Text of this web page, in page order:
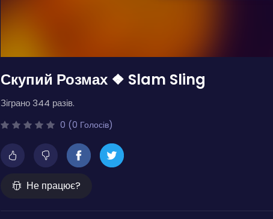
Скупий Розмах ❖ Slam Sling
Зіграно 344 разів.
0 (0 Голосів)
Не працює?